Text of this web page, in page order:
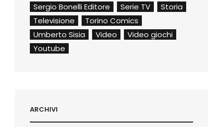
Sergio Bonelli Editore
Serie TV
Storia
Televisione
Torino Comics
Umberto Sisia
Video
Video giochi
Youtube
ARCHIVI